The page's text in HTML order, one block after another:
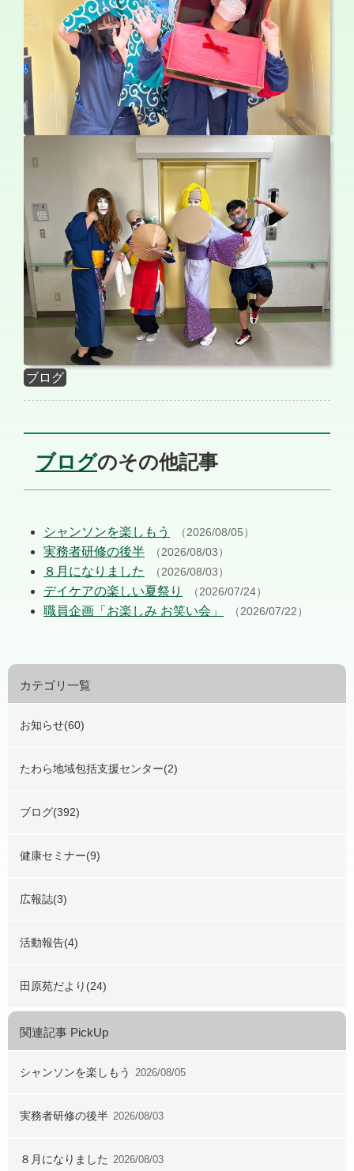
ブログ
ブログのその他記事
シャンソンを楽しもう （2026/08/05）
実務者研修の後半 （2026/08/03）
８月になりました （2026/08/03）
デイケアの楽しい夏祭り （2026/07/24）
職員企画「お楽しみ お笑い会」 （2026/07/22）
カテゴリ一覧
お知らせ(60)
たわら地域包括支援センター(2)
ブログ(392)
健康セミナー(9)
広報誌(3)
活動報告(4)
田原苑だより(24)
関連記事 PickUp
シャンソンを楽しもう 2026/08/05
実務者研修の後半 2026/08/03
８月になりました 2026/08/03